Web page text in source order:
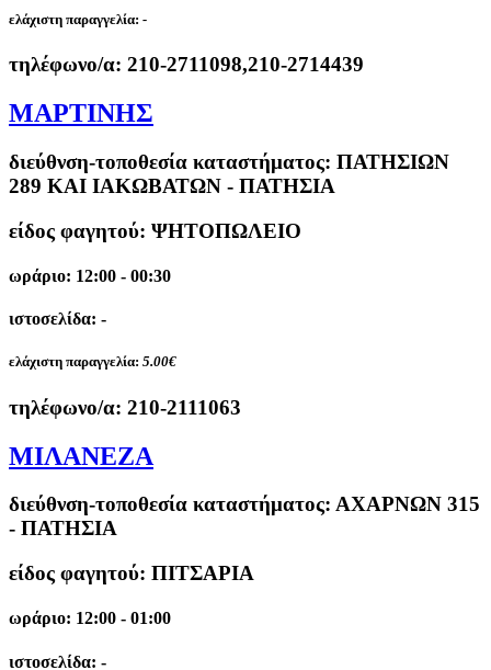
ελάχιστη παραγγελία: -
τηλέφωνο/α: 210-2711098,210-2714439
ΜΑΡΤΙΝΗΣ
διεύθνση-τοποθεσία καταστήματος: ΠΑΤΗΣΙΩΝ
289 ΚΑΙ ΙΑΚΩΒΑΤΩΝ - ΠΑΤΗΣΙΑ
είδος φαγητού: ΨΗΤΟΠΩΛΕΙΟ
ωράριο: 12:00 - 00:30
ιστοσελίδα: -
ελάχιστη παραγγελία: 5.00€
τηλέφωνο/α: 210-2111063
ΜΙΛΑΝΕΖΑ
διεύθνση-τοποθεσία καταστήματος: ΑΧΑΡΝΩΝ 315
- ΠΑΤΗΣΙΑ
είδος φαγητού: ΠΙΤΣΑΡΙΑ
ωράριο: 12:00 - 01:00
ιστοσελίδα: -